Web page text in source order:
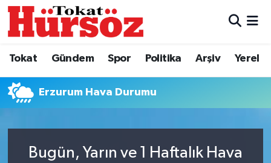
Tokat Gündem Spor Politika Arşiv Yerel
Erzurum Hava Durumu
Bugün, Yarın ve 1 Haftalık Hava
Türkiye Gündemi
Gündem
Hava Durumu
Tokat Namaz Vakitleri